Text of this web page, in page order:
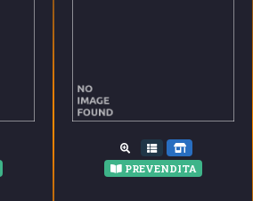
PREVENDITA